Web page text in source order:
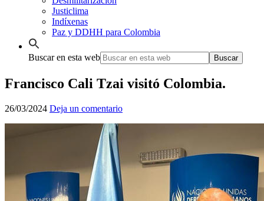
Justiclima
Indíxenas
Paz y DDHH para Colombia
Buscar en esta web
Francisco Cali Tzai visitó Colombia.
26/03/2024 Deja un comentario